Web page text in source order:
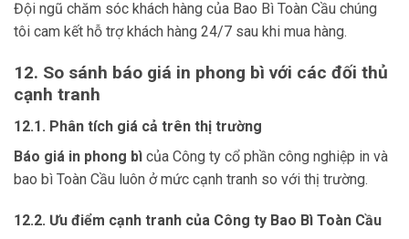
Đội ngũ chăm sóc khách hàng của Bao Bì Toàn Cầu chúng
tôi cam kết hỗ trợ khách hàng 24/7 sau khi mua hàng.
12. So sánh báo giá in phong bì với các đối thủ
cạnh tranh
12.1. Phân tích giá cả trên thị trường
Báo giá in phong bì của Công ty cổ phần công nghiệp in và
bao bì Toàn Cầu luôn ở mức cạnh tranh so với thị trường.
12.2. Ưu điểm cạnh tranh của Công ty Bao Bì Toàn Cầu